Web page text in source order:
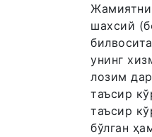
шахсий
унинг
лозим
таъсир
таъсир
бўлган